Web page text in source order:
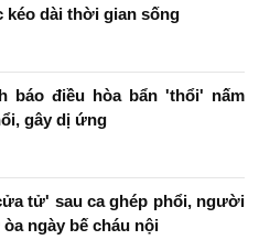
kéo dài thời gian sống
báo điều hòa bẩn 'thổi' nấm
gây dị ứng
tử' sau ca ghép phổi, người
ngày bế cháu nội